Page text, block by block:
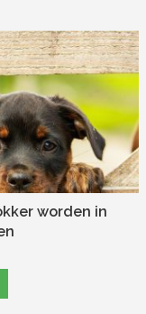
worden in